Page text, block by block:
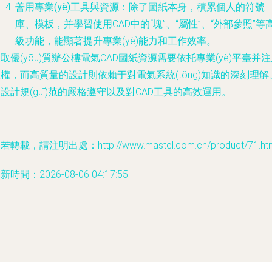
善用專業(yè)工具與資源 ：除了圖紙本身，積累個人的符號
庫、模板，并學習使用CAD中的“塊”、“屬性”、“外部參照”等
級功能，能顯著提升專業(yè)能力和工作效率。
優(yōu)質辦公樓電氣CAD圖紙資源需要依托專業(yè)平臺并
，而高質量的設計則依賴于對電氣系統(tǒng)知識的深刻理解
計規(guī)范的嚴格遵守以及對CAD工具的高效運用。
轉載，請注明出處：http://www.mastel.com.cn/product/
時間：2026-08-06 04:17:55